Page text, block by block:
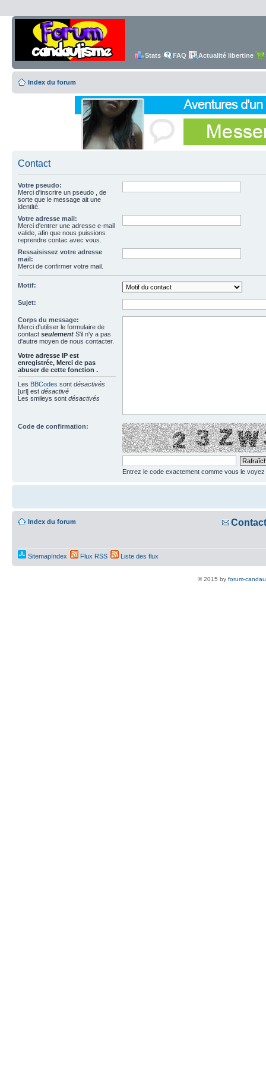
Stats FAQ Actualité libertine
Index du forum
Contact
Votre pseudo:
Merci d'inscrire un pseudo , de
sorte que le message ait une
identité.
Votre adresse mail:
Merci d'entrer une adresse e-mail
valide, afin que nous puissions
reprendre contac avec vous.
Ressaisissez votre adresse
mail:
Merci de confirmer votre mail.
Motif:
Sujet:
Corps du message:
Merci d'utiliser le formulaire de
contact seulement S'il n'y a pas
d'autre moyen de nous contacter.
Votre adresse ΙΡ est
enregistrée, Merci de pas
abuser de cette fonction .
Les BBCodes sont désactivés
[url] est désactivé
Les smileys sont désactivés
Code de confirmation:
Entrez le code exactement comme vous le
Index du forum Contact
SitemapIndex Flux RSS Liste des flux
© 2015 by forum-